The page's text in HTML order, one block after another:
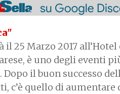
il 25 Marzo 2017 all’Hotel
è uno degli eventi
il buon successo
c’è quello di aumentare